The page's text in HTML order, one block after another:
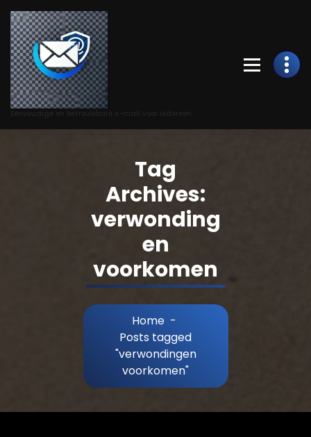
Skip
to
Content
Tag
Archives:
verwonding
en
voorkomen
Home -
Posts tagged
"verwondingen
voorkomen"